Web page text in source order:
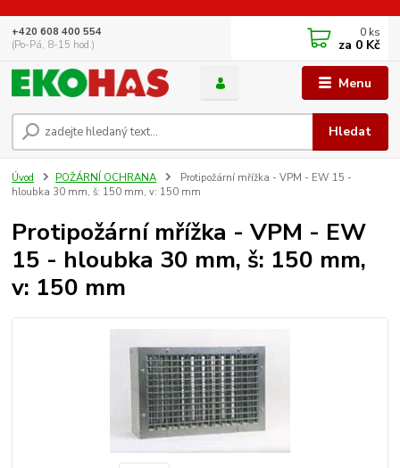
Menu
Hledat
+420 608 400 554
(Po-Pá, 8-15 hod.)
0 ks
za 0 Kč
Úvod POŽÁRNÍ OCHRANA
Protipožární mřížka - VPM - EW 15 -
hloubka 30 mm, š: 150 mm, v: 150 mm
Protipožární mřížka - VPM - EW
15 - hloubka 30 mm, š: 150 mm,
v: 150 mm